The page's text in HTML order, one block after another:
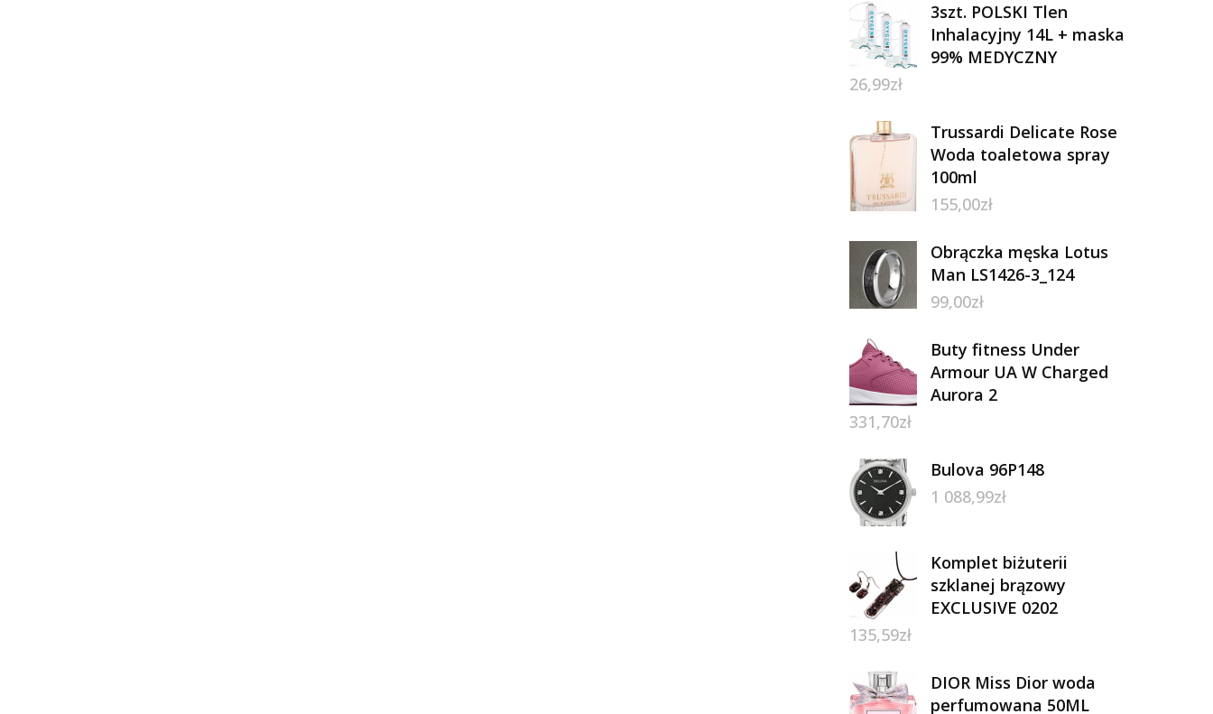
3szt. POLSKI Tlen
Inhalacyjny 14L + maska
99% MEDYCZNY
26,99zł
Trussardi Delicate Rose
Woda toaletowa spray
100ml
155,00zł
Obrączka męska Lotus
Man LS1426-3_124
99,00zł
Buty fitness Under
Armour UA W Charged
Aurora 2
331,70zł
Bulova 96P148
1 088,99zł
Komplet biżuterii
szklanej brązowy
EXCLUSIVE 0202
135,59zł
DIOR Miss Dior woda
perfumowana 50ML